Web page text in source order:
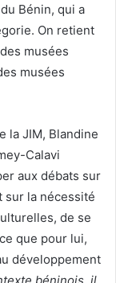
Bénin, qui a
On retient
musées
musées
la JIM, Blandine
Calavi
aux débats sur
sur la nécessité
de se
que pour lui,
développement